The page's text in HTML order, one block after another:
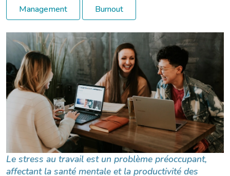
Management Burnout
Le stress au travail est un problème préoccupant,
affectant la santé mentale et la productivité des